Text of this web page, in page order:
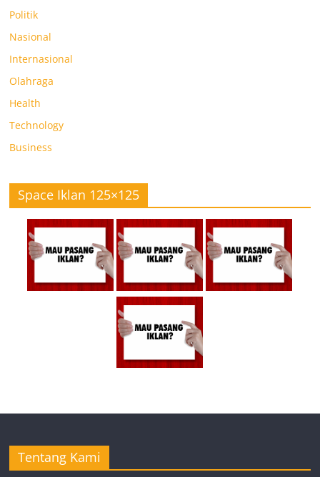
Politik
Nasional
Internasional
Olahraga
Health
Technology
Business
Space Iklan 125×125
Tentang Kami